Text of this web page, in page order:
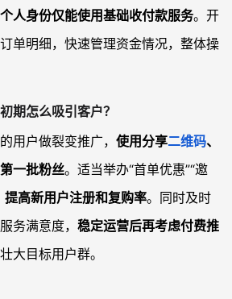
个人身份仅能使用基础收付款服务。开
单明细，快速管理资金情况，整体操
期怎么吸引客户？
用户做裂变推广， 使用分享二维码、
一批粉丝。适当举办“首单优惠”“邀
提高新用户注册和复购率。同时及时
务满意度， 稳定运营后再考虑付费推
大目标用户群。